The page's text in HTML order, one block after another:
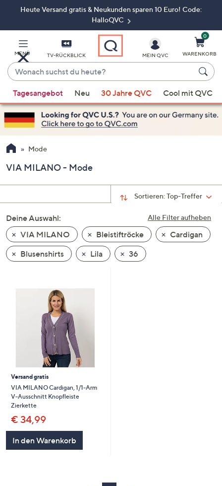
ZumHeute Versand gratis & Neukunden sparen 10 Euro! Code:
HalloQVC
MENÜ TV-RÜCKBLICK
Wonach
suchst
du
heute?
Vorschläge
verfügbar
sind,
verwenden
Sie
Pfeiltasten
nach
und
nach
unten
oder
wischen
diese
anzuzeigen.
MEIN QVC
0
WARENKORB
Tagesangebot Neu 30 Jahre QVC Cool mit QVC
Mode
VIA MILANO - Mode
Sortieren:Top-Treffer
Alle Filter aufheben
Deine Auswahl:
VIA MILANO
Bleistiftröcke
Cardigan
Blusenshirts
Lila 36
Versand gratis
VIA MILANO Cardigan, 1/1-Arm
V-Ausschnitt Knopfleiste
Zierkette
€ 34,99
In den Warenkorb